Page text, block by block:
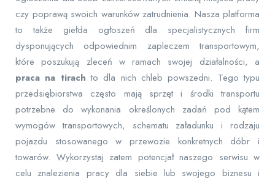
czy poprawą swoich warunków zatrudnienia. Nasza platforma
to także giełda ogłoszeń dla specjalistycznych firm
dysponujących odpowiednim zapleczem transportowym,
które poszukują zleceń w ramach swojej działalności, a
praca na tirach to dla nich chleb powszedni. Tego typu
przedsiębiorstwa często mają sprzęt i środki transportu
potrzebne do wykonania określonych zadań pod kątem
wymogów transportowych, schematu załadunku i rodzaju
pojazdu stosowanego w przewozie konkretnych dóbr i
towarów. Wykorzystaj zatem potencjał naszego serwisu w
celu znalezienia pracy dla siebie lub swojego biznesu i